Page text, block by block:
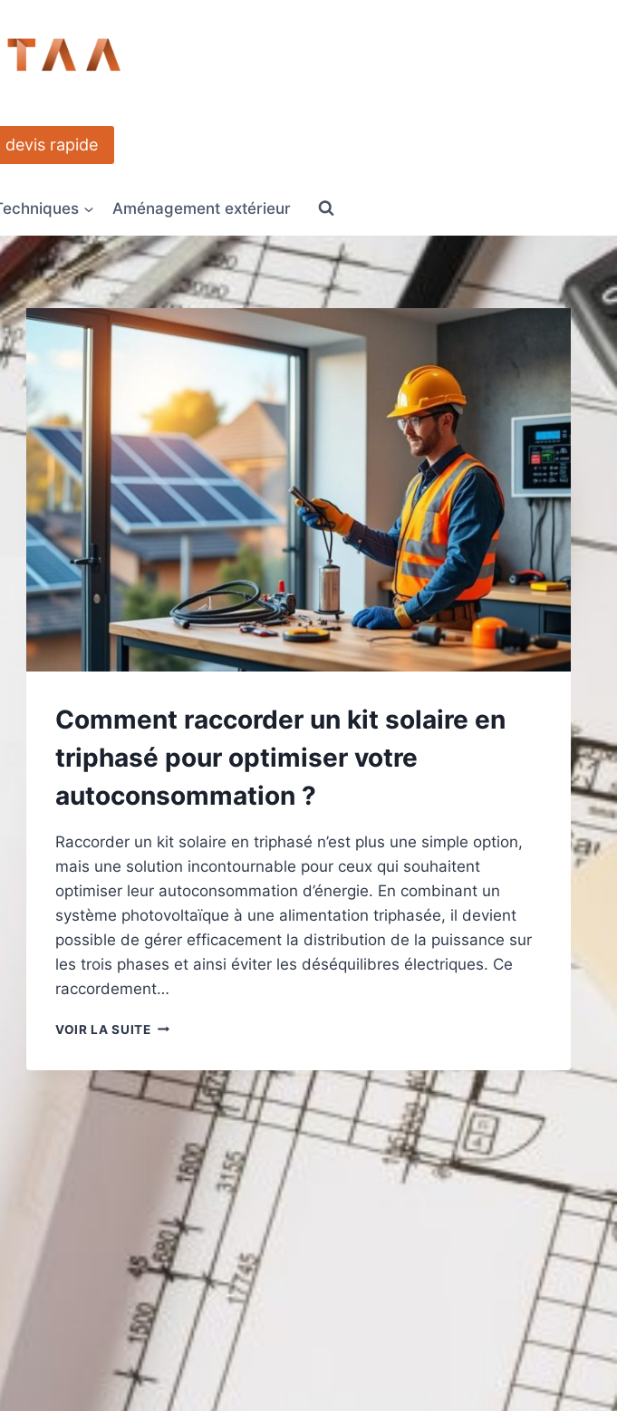
devis rapide
Aménagement extérieur
Comment raccorder un kit solaire en
triphasé pour optimiser votre
autoconsommation ?
Raccorder un kit solaire en triphasé n’est plus une simple option,
mais une solution incontournable pour ceux qui souhaitent
optimiser leur autoconsommation d’énergie. En combinant un
système photovoltaïque à une alimentation triphasée, il devient
possible de gérer efficacement la distribution de la puissance sur
les trois phases et ainsi éviter les déséquilibres électriques. Ce
raccordement…
VOIR LA SUITECOMMENT
KIT
SOLAIRE
TRIPHASÉ
POUR
OPTIMISER
VOTRE
AUTOCONSOMMATION
?